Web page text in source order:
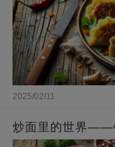
2025/02/11
炒面里的世界——